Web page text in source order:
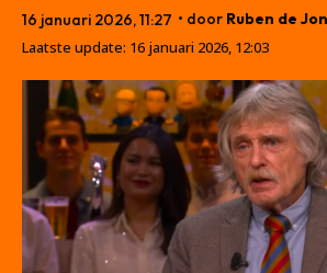
16 januari 2026, 11:27 • door Ruben de
Laatste update: 16 januari 2026, 12:03